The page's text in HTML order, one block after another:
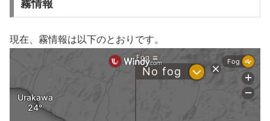
霧情報
現在、霧情報は以下のとおりです。